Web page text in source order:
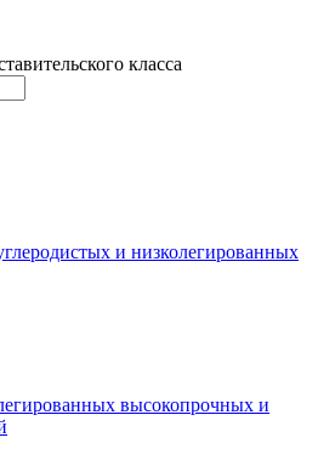
класса
и низколегированных
высокопрочных и